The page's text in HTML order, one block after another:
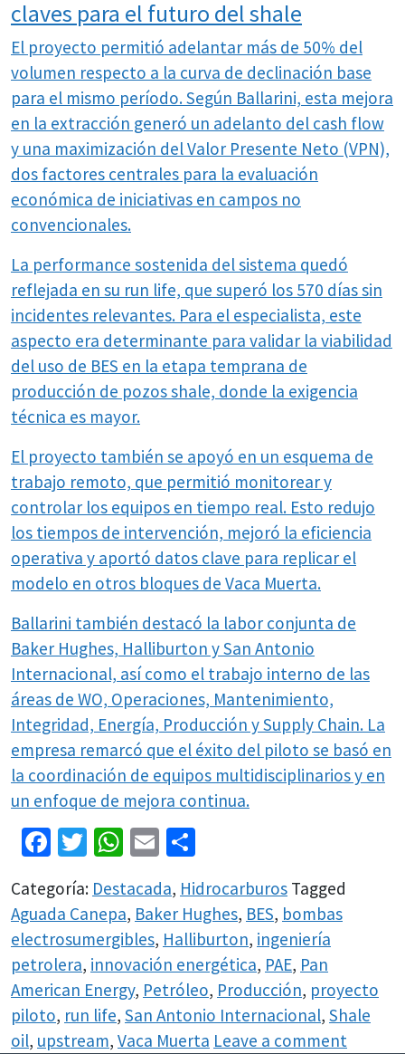
claves para el futuro del shale
El proyecto permitió adelantar más de 50% del
volumen respecto a la curva de declinación base
para el mismo período. Según Ballarini, esta mejora
en la extracción generó un adelanto del cash flow
y una maximización del Valor Presente Neto (VPN),
dos factores centrales para la evaluación
económica de iniciativas en campos no
convencionales.
La performance sostenida del sistema quedó
reflejada en su run life, que superó los 570 días sin
incidentes relevantes. Para el especialista, este
aspecto era determinante para validar la viabilidad
del uso de BES en la etapa temprana de
producción de pozos shale, donde la exigencia
técnica es mayor.
El proyecto también se apoyó en un esquema de
trabajo remoto, que permitió monitorear y
controlar los equipos en tiempo real. Esto redujo
los tiempos de intervención, mejoró la eficiencia
operativa y aportó datos clave para replicar el
modelo en otros bloques de Vaca Muerta.
Ballarini también destacó la labor conjunta de
Baker Hughes, Halliburton y San Antonio
Internacional, así como el trabajo interno de las
áreas de WO, Operaciones, Mantenimiento,
Integridad, Energía, Producción y Supply Chain. La
empresa remarcó que el éxito del piloto se basó en
la coordinación de equipos multidisciplinarios y en
un enfoque de mejora continua.
Facebook
Twitter
WhatsApp
Email
Categoría: Destacada, Hidrocarburos Tagged
Aguada Canepa, Baker Hughes, BES, bombas
electrosumergibles, Halliburton, ingeniería
petrolera, innovación energética, PAE, Pan
American Energy, Petróleo, Producción, proyecto
piloto, run life, San Antonio Internacional, Shale
oil, upstream, Vaca Muerta Leave a comment